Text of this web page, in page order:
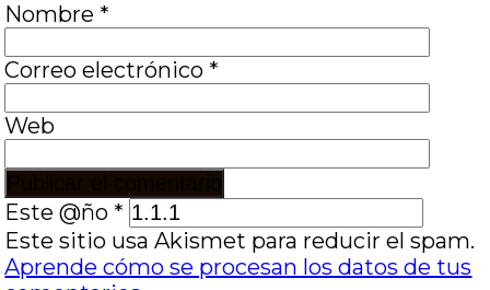
Nombre *
Correo electrónico *
Web
Este @ño *
Este sitio usa Akismet para reducir el spam.
Aprende cómo se procesan los datos de tus